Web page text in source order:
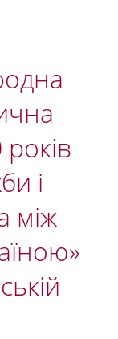
і
між